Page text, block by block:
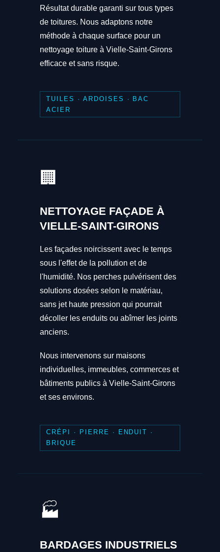
Résultat durable garanti sur tous types
de toitures. Nous adaptons notre
méthode à chaque surface pour un
nettoyage toiture à Vielle-Saint-Girons
efficace et sans risque.
TUILES · ARDOISES · BAC
ACIER
🏢
NETTOYAGE FAÇADE À
VIELLE-SAINT-GIRONS
Les façades noircissent avec le temps
sous l'effet de la pollution et de
l'humidité. Nos perches pulvérisent des
solutions dosées selon le matériau,
sans jet haute pression qui pourrait
décoller les enduits ou abîmer les joints
anciens.
Nous intervenons sur maisons
individuelles, immeubles, commerces et
bâtiments publics à Vielle-Saint-Girons
et ses environs.
CRÉPI · PIERRE · ENDUIT ·
BRIQUE
🏭
BARDAGES INDUSTRIELS